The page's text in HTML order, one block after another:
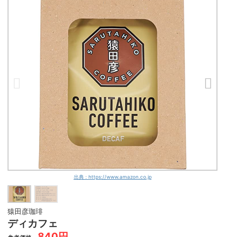
出典 : https://www.amazon.co.jp
猿田彦珈琲
ディカフェ